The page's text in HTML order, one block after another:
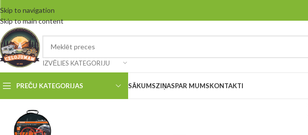
Skip to navigation
Skip to main content
IZVĒLIES KATEGORIJU
PREČU KATEGORIJAS SĀKUMSZIŅASPAR MUMSKONTAKTI